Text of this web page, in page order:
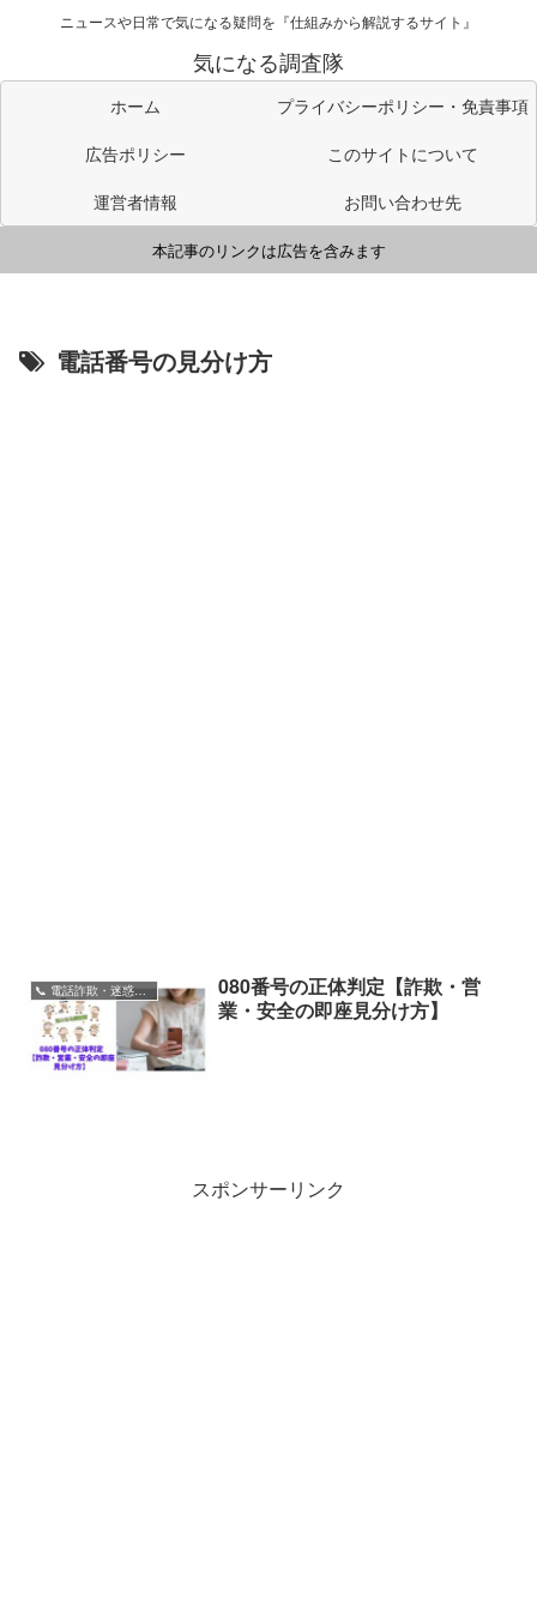
ニュースや日常で気になる疑問を『仕組みから解説するサイト』
気になる調査隊
ホーム
プライバシーポリシー・免責事項
広告ポリシー
このサイトについて
運営者情報
お問い合わせ先
本記事のリンクは広告を含みます
電話番号の見分け方
📞 電話詐欺・迷惑電話
080番号の正体判定【詐欺・営
業・安全の即座見分け方】
スポンサーリンク